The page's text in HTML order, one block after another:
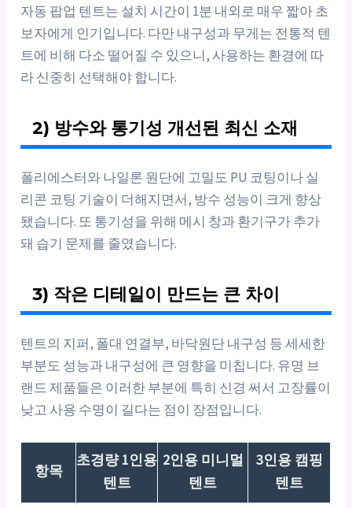
자동 팝업 텐트는 설치 시간이 1분 내외로 매우 짧아 초
보자에게 인기입니다. 다만 내구성과 무게는 전통적 텐
트에 비해 다소 떨어질 수 있으니, 사용하는 환경에 따
라 신중히 선택해야 합니다.
2) 방수와 통기성 개선된 최신 소재
폴리에스터와 나일론 원단에 고밀도 PU 코팅이나 실
리콘 코팅 기술이 더해지면서, 방수 성능이 크게 향상
됐습니다. 또 통기성을 위해 메시 창과 환기구가 추가
돼 습기 문제를 줄였습니다.
3) 작은 디테일이 만드는 큰 차이
텐트의 지퍼, 폴대 연결부, 바닥원단 내구성 등 세세한
부분도 성능과 내구성에 큰 영향을 미칩니다. 유명 브
랜드 제품들은 이러한 부분에 특히 신경 써서 고장률이
낮고 사용 수명이 길다는 점이 장점입니다.
항목
초경량 1인용
텐트
2인용 미니멀
텐트
3인용 캠핑
텐트